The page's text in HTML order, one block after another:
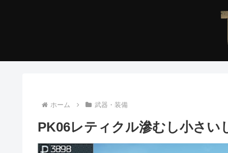
ホーム 武器・装備
PK06レティクル滲むし小さい